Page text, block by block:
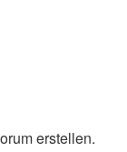
erstellen.